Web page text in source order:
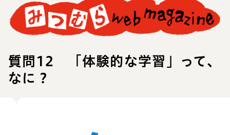
質問12 「体験的な学習」って、
なに？